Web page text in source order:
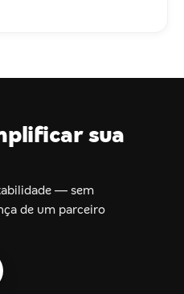
sua
— sem
de um parceiro